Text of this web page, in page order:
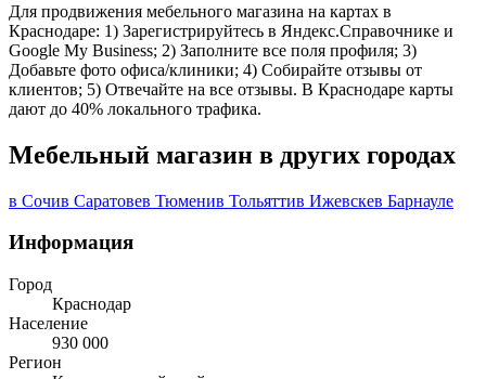
Для продвижения мебельного магазина на картах в
Краснодаре: 1) Зарегистрируйтесь в Яндекс.Справочнике и
Google My Business; 2) Заполните все поля профиля; 3)
Добавьте фото офиса/клиники; 4) Собирайте отзывы от
клиентов; 5) Отвечайте на все отзывы. В Краснодаре карты
дают до 40% локального трафика.
Мебельный магазин в других городах
в Сочив Саратовев Тюменив Тольяттив Ижевскев Барнауле
Информация
Город
Краснодар
Население
930 000
Регион